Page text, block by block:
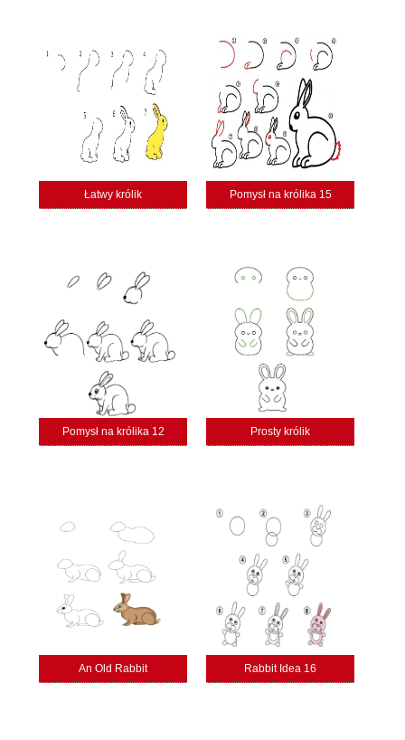
Łatwy królik Pomysł na królika 15
Pomysł na królika 12 Prosty królik
An Old Rabbit Rabbit Idea 16